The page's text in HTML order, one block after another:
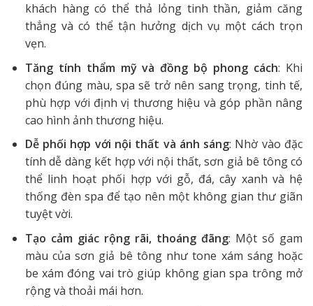
khách hàng có thể thả lỏng tinh thần, giảm căng
thẳng và có thể tận hưởng dịch vụ một cách trọn
vẹn.
Tăng tính thẩm mỹ và đồng bộ phong cách: Khi
chọn đúng màu, spa sẽ trở nên sang trọng, tinh tế,
phù hợp với định vị thương hiệu và góp phần nâng
cao hình ảnh thương hiệu.
Dễ phối hợp với nội thất và ánh sáng: Nhờ vào đặc
tính dễ dàng kết hợp với nội thất, sơn giả bê tông có
thể linh hoạt phối hợp với gỗ, đá, cây xanh và hệ
thống đèn spa để tạo nên một không gian thư giãn
tuyệt vời.
Tạo cảm giác rộng rãi, thoáng đãng: Một số gam
màu của sơn giả bê tông như tone xám sáng hoặc
be xám đóng vai trò giúp không gian spa trông mở
rộng và thoải mái hơn.